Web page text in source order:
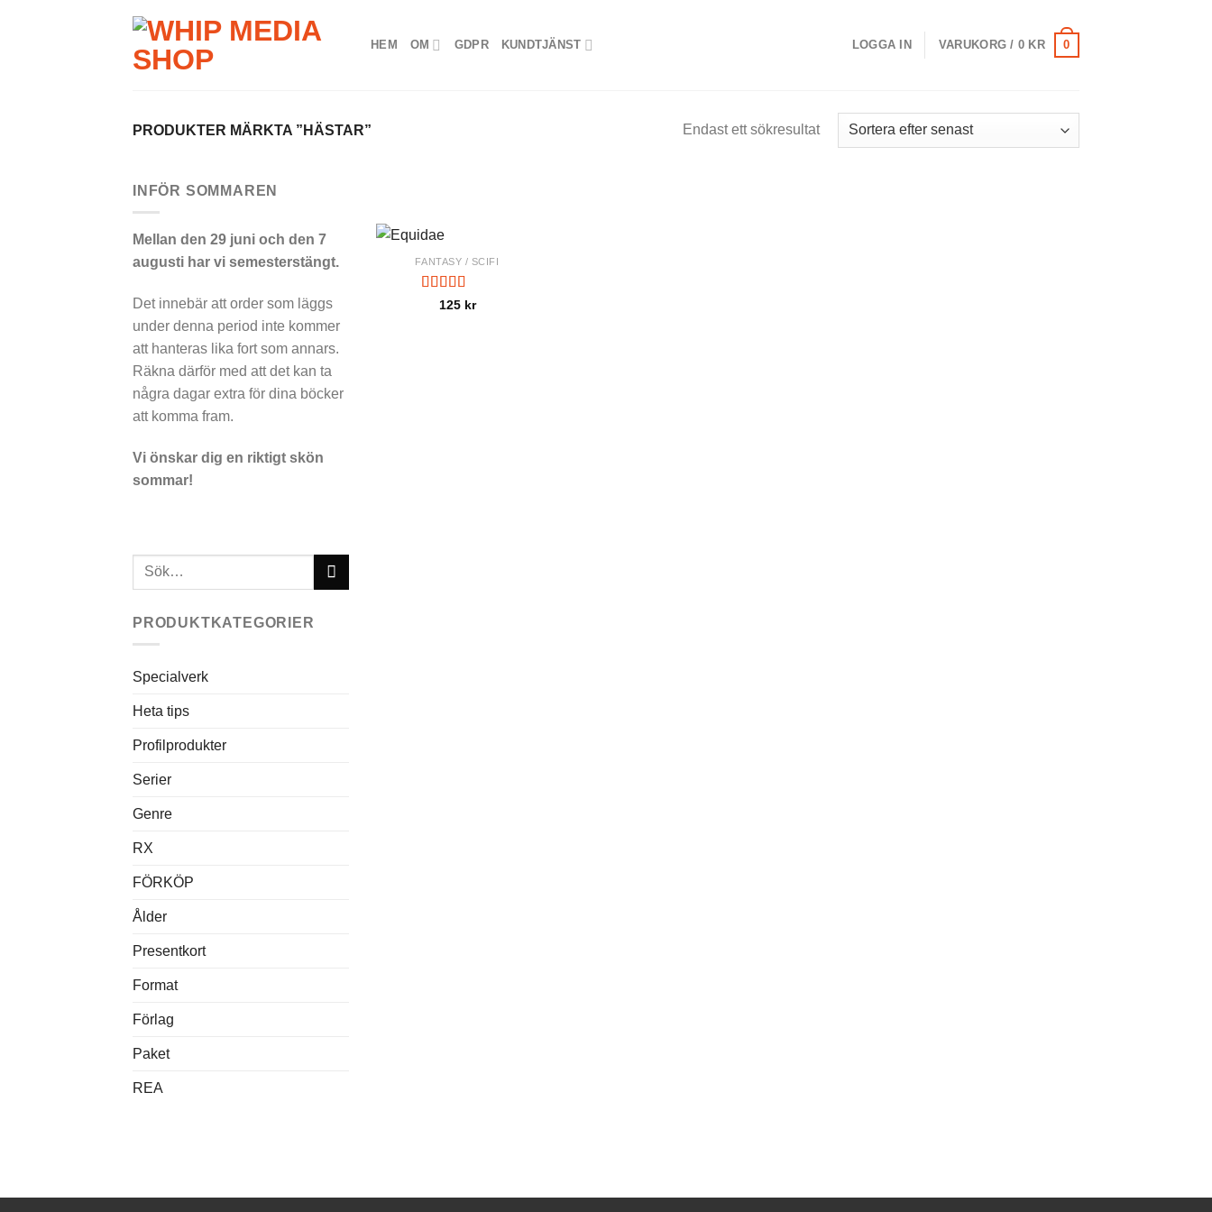
HEM OM GDPR KUNDTJÄNST LOGGA IN VARUKORG / 0 KR 0
PRODUKTER MÄRKTA ”HÄSTAR” Endast ett sökresultat
INFÖR SOMMAREN
Mellan den 29 juni och den 7
augusti har vi semesterstängt.
Det innebär att order som läggs
under denna period inte kommer
att hanteras lika fort som annars.
Räkna därför med att det kan ta
några dagar extra för dina böcker
att komma fram.
Vi önskar dig en riktigt skön
sommar!
Sök
PRODUKTKATEGORIER
Specialverk
Heta tips
Profilprodukter
Serier
Genre
RX
FÖRKÖP
Ålder
Presentkort
Format
Förlag
Paket
REA
+
FANTASY / SCIFI
Betygsatt
125 kr